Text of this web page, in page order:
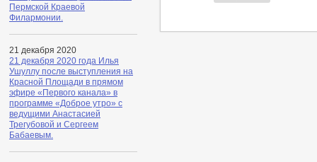
Пермской Краевой
Филармонии.
21 декабря 2020
21 декабря 2020 года Илья
Ушуллу после выступления на
Красной Площади в прямом
эфире «Первого канала» в
программе «Доброе утро» с
ведущими Анастасией
Трегубовой и Сергеем
Бабаевым.